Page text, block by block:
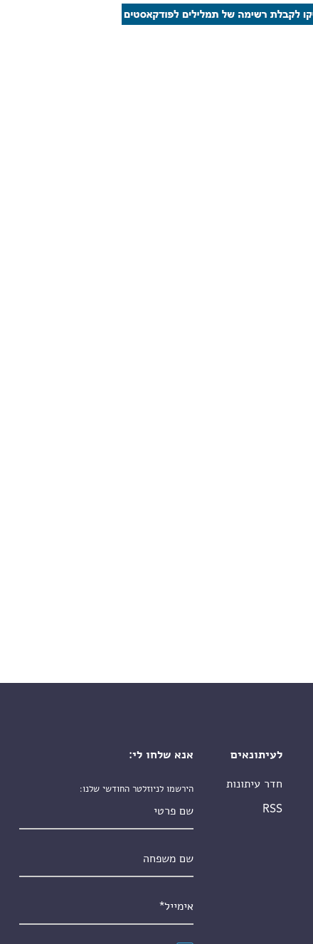
לעיתונאים
חדר עיתונות
RSS
אנא שלחו לי:
הירשמו לניוזלטר החודשי שלנו: